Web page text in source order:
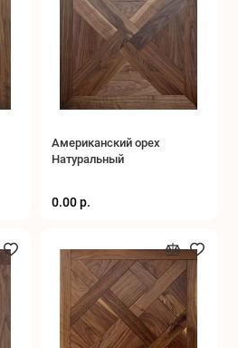
Американский орех
Натуральный
0.00 р.